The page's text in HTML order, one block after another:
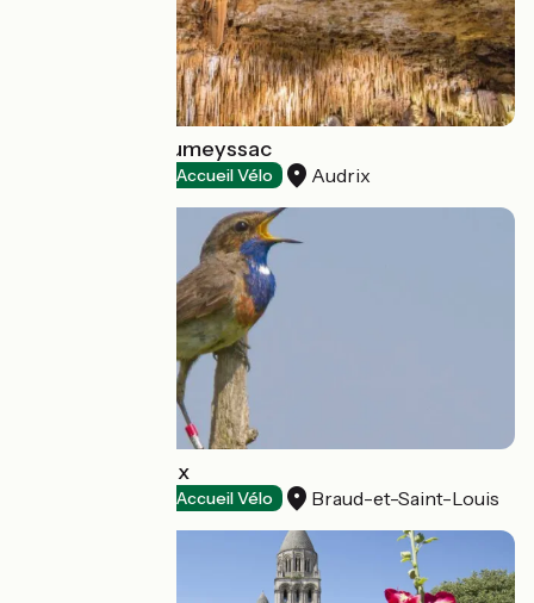
Gouffre de Proumeyssac
Accueil Vélo Audrix
Terres d'Oiseaux
Accueil Vélo Braud-et-Saint-Louis